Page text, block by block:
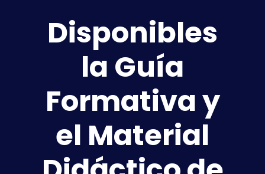
Disponibles
la Guía
Formativa y
el Material